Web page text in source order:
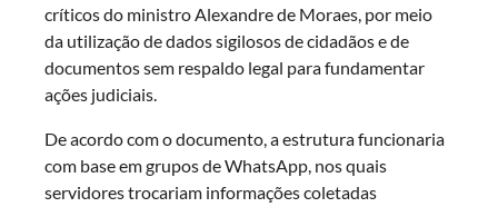
críticos do ministro Alexandre de Moraes, por meio
da utilização de dados sigilosos de cidadãos e de
documentos sem respaldo legal para fundamentar
ações judiciais.
De acordo com o documento, a estrutura funcionaria
com base em grupos de WhatsApp, nos quais
servidores trocariam informações coletadas